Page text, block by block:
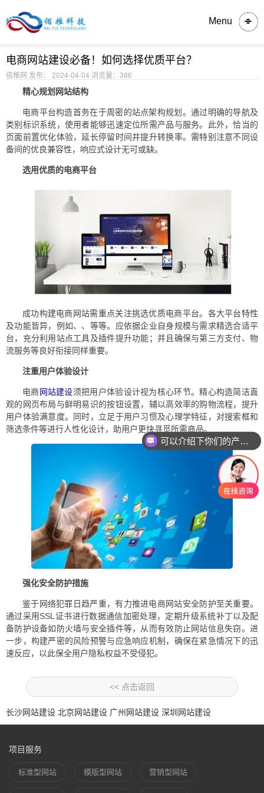
Menu
电商网站建设必备！如何选择优质平台？
佰推网 发布： 2024-04-04 浏览量：386
精心规划网站结构
电商平台构造首务在于周密的站点架构规划。通过明确的导航及
类别标识系统，使用者能够迅速定位所需产品与服务。此外，恰当的
页面前置优化体验，延长停留时间并提升转换率。需特别注意不同设
备间的优良兼容性，响应式设计无可或缺。
选用优质的电商平台
成功构建电商网站需重点关注挑选优质电商平台。各大平台特性
及功能皆异，例如、、等等。应依据企业自身规模与需求精选合适平
台，充分利用站点工具及插件提升功能；并且确保与第三方支付、物
流服务等良好衔接同样重要。
注重用户体验设计
电商网站建设须把用户体验设计视为核心环节。精心构造简洁直
观的网页布局与鲜明易识的按钮设置，辅以高效率的购物流程，提升
用户体验满意度。同时，立足于用户习惯及心理学特征，对搜索框和
筛选条件等进行人性化设计，助用户更快寻觅所需商品。
强化安全防护措施
鉴于网络犯罪日趋严重，有力推进电商网站安全防护至关重要。
通过采用SSL证书进行数据通信加密处理，定期升级系统补丁以及配
备防护设备如防火墙与安全插件等，从而有效防止网站信息失窃。进
一步，构建严密的风险预警与应急响应机制，确保在紧急情况下的迅
速反应，以此保全用户隐私权益不受侵犯。
<< 点击返回
长沙网站建设 北京网站建设 广州网站建设 深圳网站建设
项目服务
标准型网站 模版型网站 营销型网站